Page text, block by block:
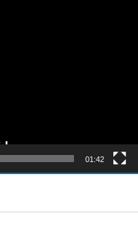
01:42